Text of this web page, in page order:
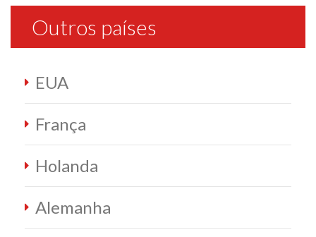
Outros países
EUA
França
Holanda
Alemanha